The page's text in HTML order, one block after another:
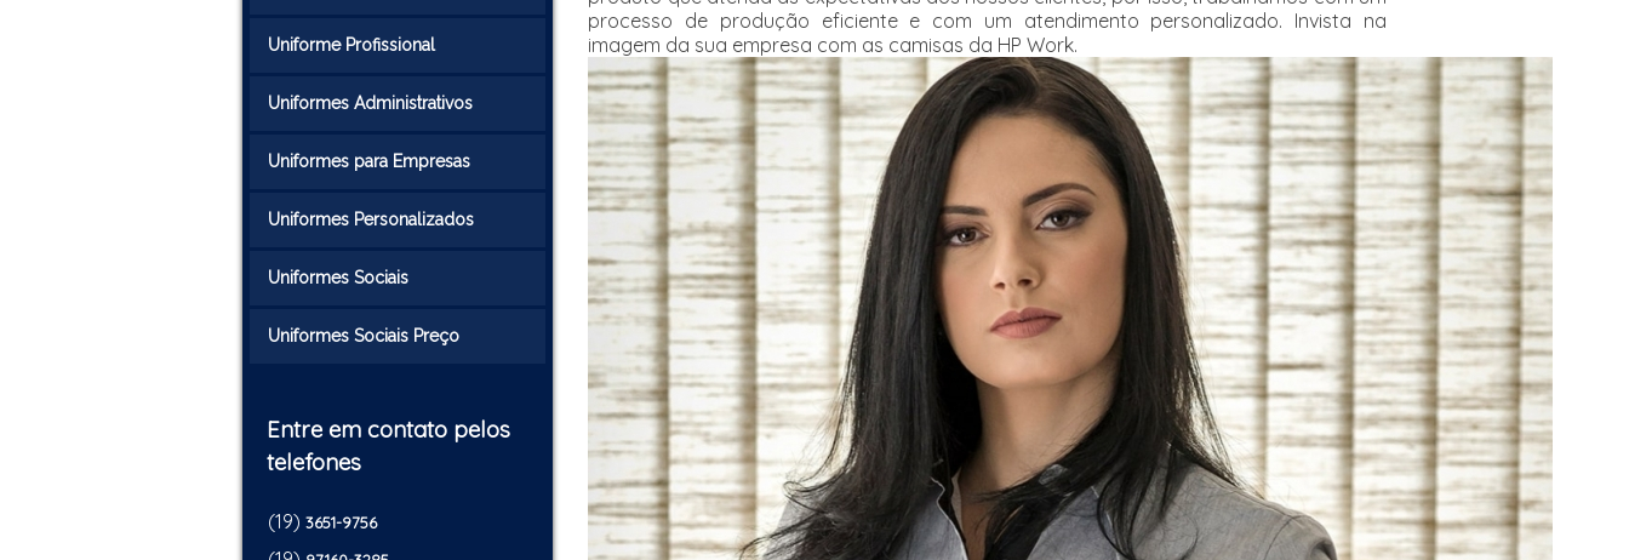
Uniforme Profissional
Uniformes Administrativos
Uniformes para Empresas
Uniformes Personalizados
Uniformes Sociais
Uniformes Sociais Preço
Entre em contato pelos
telefones
(19)3651-9756
processo de produção eficiente e com um atendimento personalizado. Invista na
imagem da sua empresa com as camisas da HP Work.